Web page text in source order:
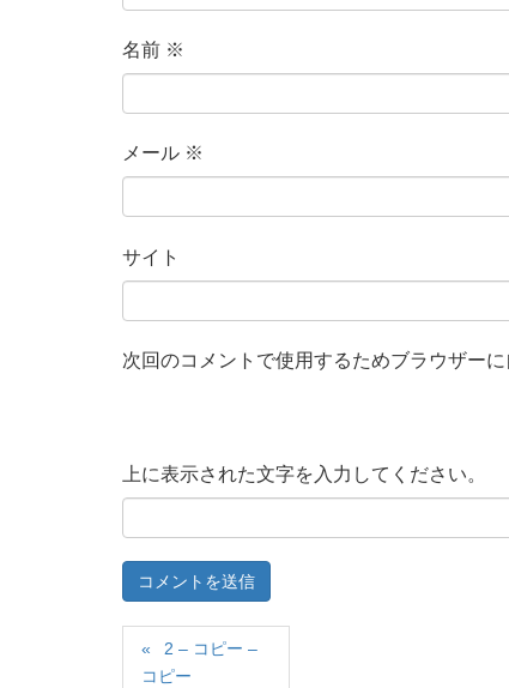
名前 ※
メール ※
サイト
次回のコメントで使用するためブラウザー
上に表示された文字を入力してください。
2 – コピー –
コピー